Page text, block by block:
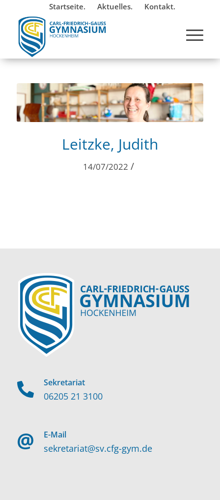
Startseite. Aktuelles. Kontakt.
Leitzke, Judith
14/07/2022 /
Sekretariat
06205 21 3100
E-Mail
sekretariat@sv.cfg-gym.de